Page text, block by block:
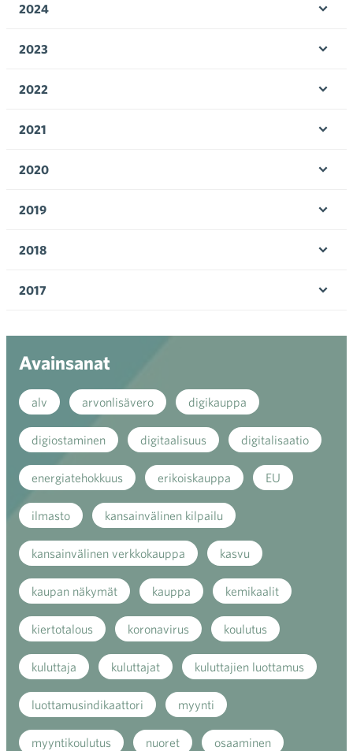
2024
2023
2022
2021
2020
2019
2018
2017
Avainsanat
alv arvonlisävero digikauppa
digiostaminen digitaalisuus digitalisaatio
energiatehokkuus erikoiskauppa EU
ilmasto kansainvälinen kilpailu
kansainvälinen verkkokauppa kasvu
kaupan näkymät kauppa kemikaalit
kiertotalous koronavirus koulutus
kuluttaja kuluttajat kuluttajien luottamus
luottamusindikaattori myynti
myyntikoulutus nuoret osaaminen